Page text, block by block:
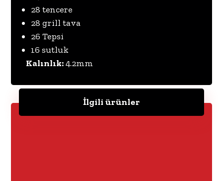
28 tencere
28 grill tava
26 Tepsi
16 sutluk
Kalınlık:4.2mm
İlgili ürünler